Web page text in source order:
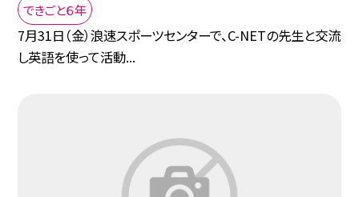
できごと６年
7月31日（金）浪速スポーツセンターで、C-NETの先生と交流
し英語を使って活動...